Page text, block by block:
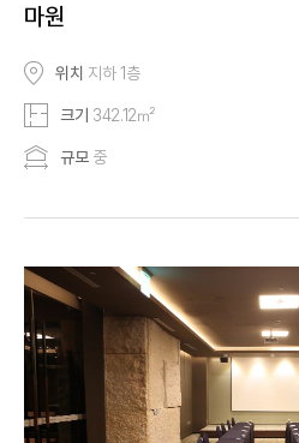
마원
위치 지하 1층
크기 342.12㎡
규모중